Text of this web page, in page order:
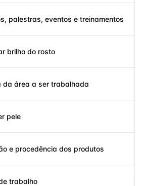
palestras, eventos e treinamentos
brilho do rosto
da área a ser trabalhada
pele
e procedência dos produtos
trabalho